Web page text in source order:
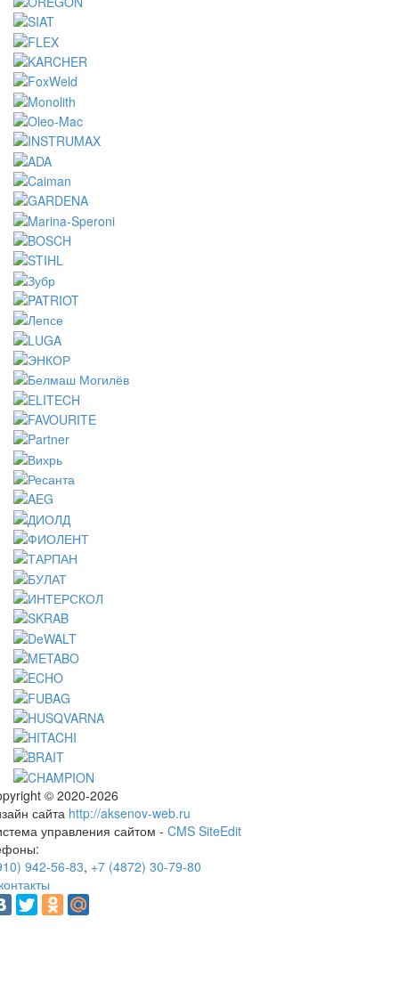
© 2020-2026
сайта http://aksenov-web.ru
управления сайтом - CMS SiteEdit
942-56-83, +7 (4872) 30-79-80